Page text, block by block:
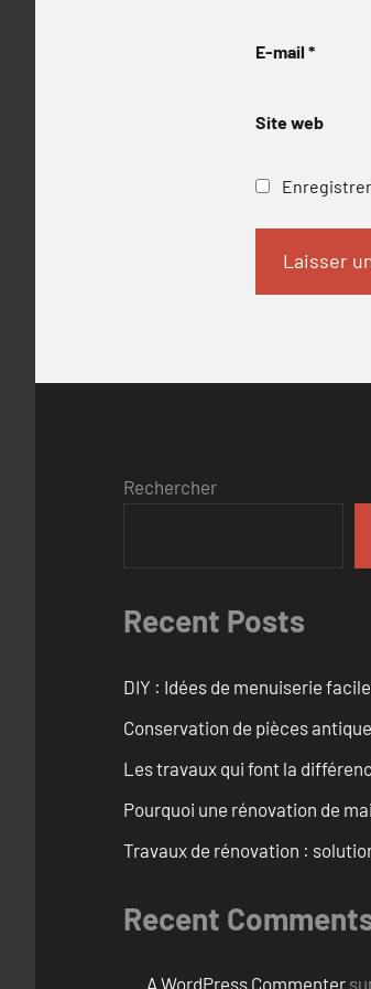
E-mail *
Site web
Rechercher
Recent Posts
DIY : Idées de menuiserie
Conservation de pièces
Les travaux qui font la
Pourquoi une rénovation de
Travaux de rénovation :
Recent
A WordPress Commenter